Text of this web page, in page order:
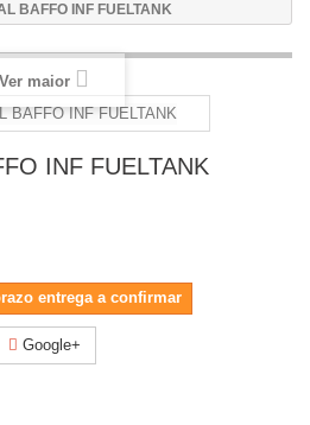
BAFFO INF FUELTANK
Ver maior
INF FUELTANK
entrega a confirmar
Google+